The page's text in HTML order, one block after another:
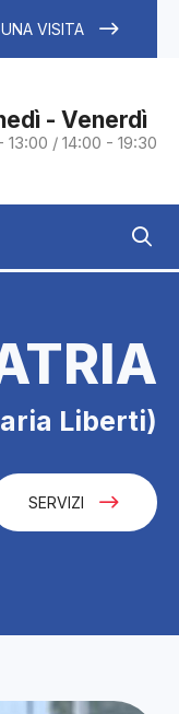
VISITA
- Venerdì
13:00 / 14:00 - 19:30
Liberti)
SERVIZI